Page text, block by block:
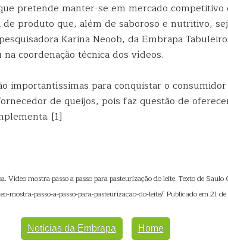
pretende manter-se em mercado competitivo
produto que, além de saboroso e nutritivo,
Karina Neoob, da Embrapa
coordenação técnica dos vídeos.
importantíssimas para conquistar o
de queijos, pois faz questão de
[1]
Vídeo mostra passo a passo para pasteurização do leite. Texto de Saulo
mostra-passo-a-passo-para-pasteurizacao-do-leite/. Publicado em 21
Notícias da Embrapa Home